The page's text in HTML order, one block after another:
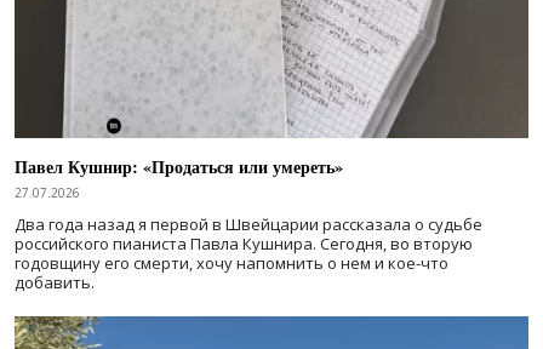
Павел Кушнир: «Продаться или умереть»
27.07.2026
Два года назад я первой в Швейцарии рассказала о судьбе
российского пианиста Павла Кушнира. Сегодня, во вторую
годовщину его смерти, хочу напомнить о нем и кое-что
добавить.